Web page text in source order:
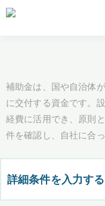
補助金は、国や自治体
に交付する資金です。
経費に活用でき、原則
件を確認し、自社に合
詳細条件を入力する